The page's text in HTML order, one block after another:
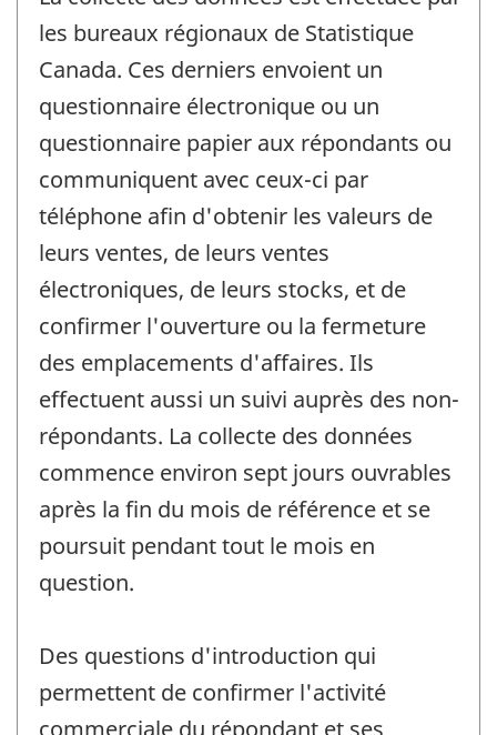
les bureaux régionaux de Statistique
Canada. Ces derniers envoient un
questionnaire électronique ou un
questionnaire papier aux répondants ou
communiquent avec ceux-ci par
téléphone afin d'obtenir les valeurs de
leurs ventes, de leurs ventes
électroniques, de leurs stocks, et de
confirmer l'ouverture ou la fermeture
des emplacements d'affaires. Ils
effectuent aussi un suivi auprès des non-
répondants. La collecte des données
commence environ sept jours ouvrables
après la fin du mois de référence et se
poursuit pendant tout le mois en
question.
Des questions d'introduction qui
permettent de confirmer l'activité
commerciale du répondant et ses